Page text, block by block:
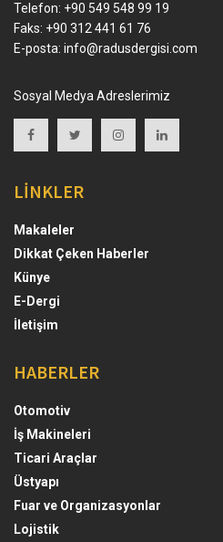
Telefon: +90 549 548 99 19
Faks: +90 312 441 61 76
E-posta: info@radusdergisi.com
Sosyal Medya Adreslerimiz
LİNKLER
Makaleler
Dikkat Çeken Haberler
Künye
E-Dergi
İletişim
HABERLER
Otomotiv
İş Makineleri
Ticari Araçlar
Üstyapı
Fuar ve Organizasyonlar
Lojistik